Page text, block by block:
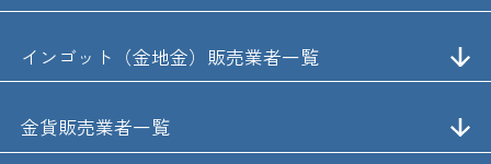
インゴット（金地金）販売業者一覧
金貨販売業者一覧